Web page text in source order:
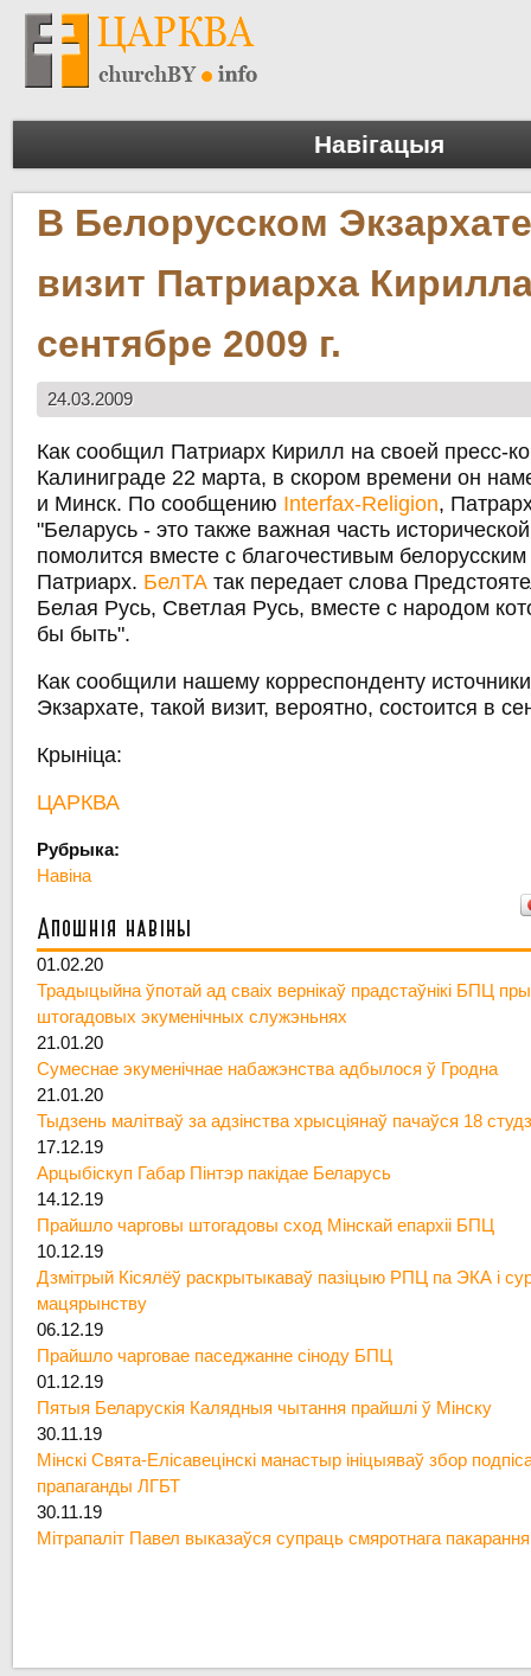
Навігацыя
В Белорусском
визит Патриарха
сентябре 2009 г.
24.03.2009
Как сообщил Патриарх Кирилл на своей пресс-
Калиниграде 22 марта, в скором времени он
и Минск. По сообщению Interfax-Religion,
"Беларусь - это также важная часть
помолится вместе с благочестивым
Патриарх. БелТА так передает слова
Белая Русь, Светлая Русь, вместе с народом
бы быть".
Как сообщили нашему корреспонденту
Экзархате, такой визит, вероятно, состоится в
Крыніца:
ЦАРКВА
Рубрыка:
Навіна
Апошнія навіны
01.02.20
Традыцыйна ўпотай ад сваіх вернікаў прадстаўнікі БПЦ
штогадовых экуменічных служэньнях
21.01.20
Сумеснае экуменічнае набажэнства адбылося ў Гродна
21.01.20
Тыдзень малітваў за адзінства хрысціянаў пачаўся 18
17.12.19
Арцыбіскуп Габар Пінтэр пакідае Беларусь
14.12.19
Прайшло чарговы штогадовы сход Мінскай епархіі БПЦ
10.12.19
Дзмітрый Кісялёў раскрытыкаваў пазіцыю РПЦ па ЭКА і
мацярынству
06.12.19
Прайшло чарговае паседжанне сіноду БПЦ
01.12.19
Пятыя Беларускія Калядныя чытання прайшлі ў Мінску
30.11.19
Мінскі Свята-Елісавецінскі манастыр ініцыяваў збор
прапаганды ЛГБТ
30.11.19
Мітрапаліт Павел выказаўся супраць смяротнага пакарання